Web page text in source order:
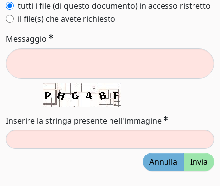
tutti i file (di questo documento) in accesso ristretto
il file(s) che avete richiesto
Messaggio
Inserire la stringa presente nell'immagine
Annulla Invia